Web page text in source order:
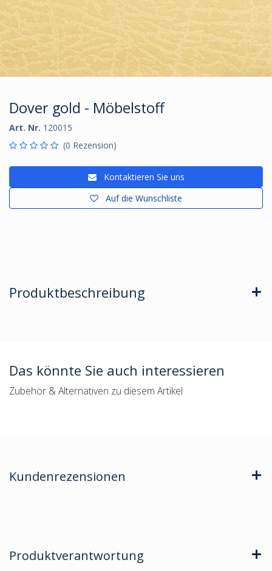
Dover gold - Möbelstoff
Art. Nr. 120015
(0 Rezension)
Kontaktieren Sie uns
Auf die Wunschliste
Produktbeschreibung
Das könnte Sie auch interessieren
Zubehör & Alternativen zu diesem Artikel
Kundenrezensionen
Produktverantwortung